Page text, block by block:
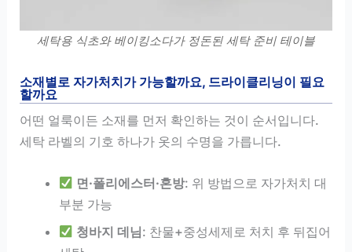
세탁용 식초와 베이킹소다가 정돈된 세탁 준비 테이블
소재별로 자가처치가 가능할까요, 드라이클리닝이 필요
할까요
어떤 얼룩이든 소재를 먼저 확인하는 것이 순서입니다.
세탁 라벨의 기호 하나가 옷의 수명을 가릅니다.
면·폴리에스터·혼방: 위 방법으로 자가처치 대
부분 가능
청바지 데님: 찬물+중성세제로 처치 후 뒤집어